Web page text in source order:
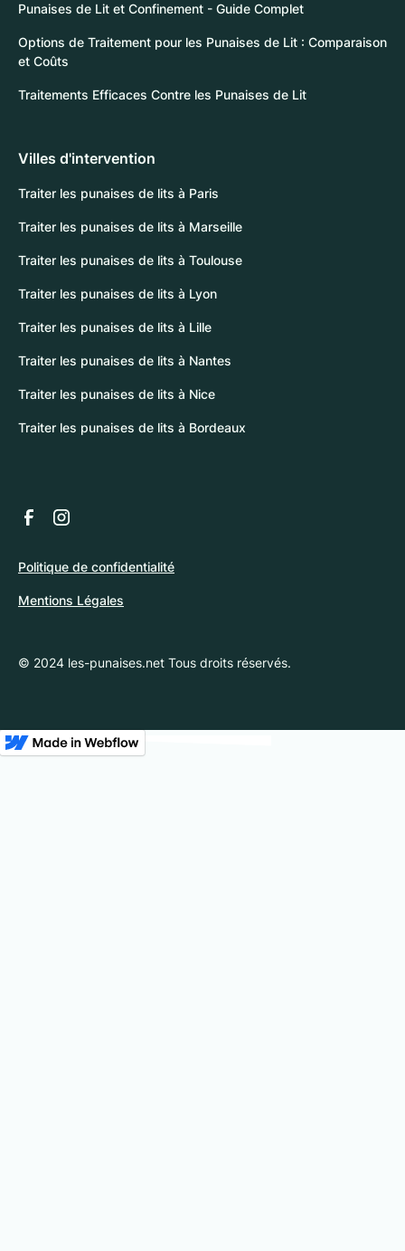
Punaises de Lit et Confinement - Guide Complet
Options de Traitement pour les Punaises de Lit : Comparaison
et Coûts
Traitements Efficaces Contre les Punaises de Lit
Villes d'intervention
Traiter les punaises de lits à Paris
Traiter les punaises de lits à Marseille
Traiter les punaises de lits à Toulouse
Traiter les punaises de lits à Lyon
Traiter les punaises de lits à Lille
Traiter les punaises de lits à Nantes
Traiter les punaises de lits à Nice
Traiter les punaises de lits à Bordeaux
© 2024 les-punaises.net Tous droits réservés.
Politique de confidentialité
Mentions Légales